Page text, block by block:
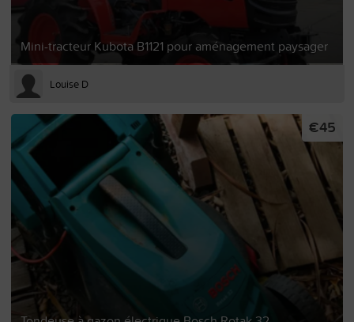
Mini-tracteur Kubota B1121 pour aménagement paysager
Louise D
€45